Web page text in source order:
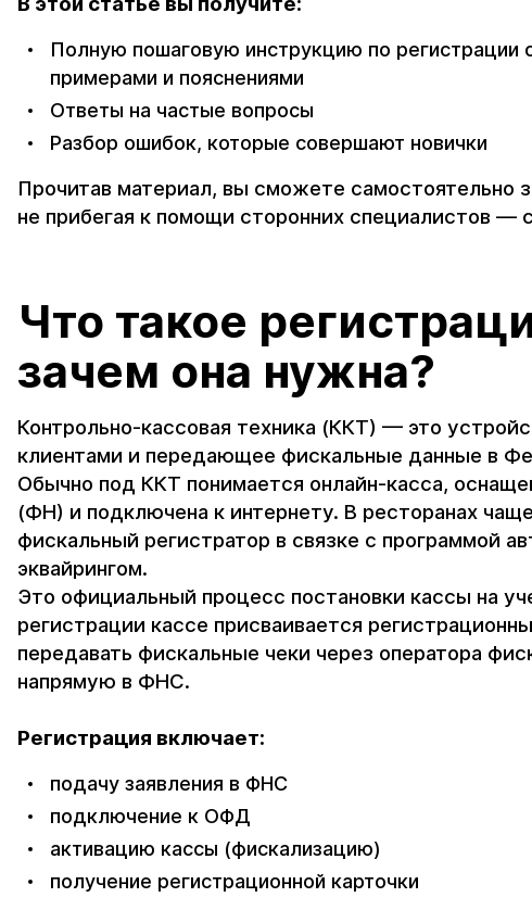
Полную пошаговую инструкцию по регистрации
примерами и пояснениями
Ответы на частые вопросы
Разбор ошибок, которые совершают новички
Прочитав материал, вы сможете самостоятельно
не прибегая к помощи сторонних специалистов —
Что такое
зачем она нужна?
Контрольно-кассовая техника (ККТ) — это
клиентами и передающее фискальные данные в
Обычно под ККТ понимается онлайн-касса,
(ФН) и подключена к интернету. В ресторанах
фискальный регистратор в связке с программой
эквайрингом.
Это официальный процесс постановки кассы на
регистрации кассе присваивается
передавать фискальные чеки через оператора
напрямую в ФНС.
Регистрация включает:
подачу заявления в ФНС
подключение к ОФД
активацию кассы (фискализацию)
получение регистрационной карточки